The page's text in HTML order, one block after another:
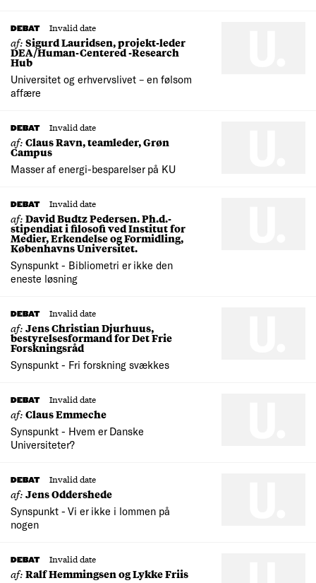
DEBAT Invalid date
af:Sigurd Lauridsen, projekt-leder
DEA/Human-Centered -Research
Hub
Universitet og erhvervslivet – en følsom
affære
DEBAT Invalid date
af:Claus Ravn, teamleder, Grøn
Campus
Masser af energi-besparelser på KU
DEBAT Invalid date
af:David Budtz Pedersen. Ph.d.-
stipendiat i filosofi ved Institut for
Medier, Erkendelse og Formidling,
Københavns Universitet.
Synspunkt - Bibliometri er ikke den
eneste løsning
DEBAT Invalid date
af:Jens Christian Djurhuus,
bestyrelsesformand for Det Frie
Forskningsråd
Synspunkt - Fri forskning svækkes
DEBAT Invalid date
af:Claus Emmeche
Synspunkt - Hvem er Danske
Universiteter?
DEBAT Invalid date
af:Jens Oddershede
Synspunkt - Vi er ikke i lommen på
nogen
DEBAT Invalid date
af:Ralf Hemmingsen og Lykke Friis